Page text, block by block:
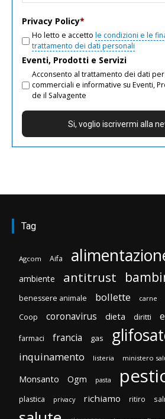
Privacy Policy*
Ho letto e accetto le condizioni e le
trattamento dei dati personali
Eventi, Prodotti e Servizi
Acconsento al trattamento dei dati
commerciali e informative su Eventi,
de il Salvagente
Tag
Agcom Aifa
ambiente antitrust
benessere animale bollette carne
Coop coronavirus dieta diritti
farmaci francia gas
inquinamento listeria ministero
Monsanto Ogm pasta
plastica privacy richiamo ritiro